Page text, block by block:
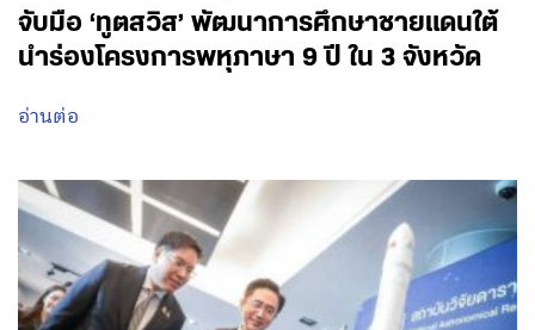
จับมือ ‘ทูตสวิส’ พัฒนาการศึกษาชายแดนใต้
นำร่องโครงการพหุภาษา 9 ปี ใน 3 จังหวัด
อ่านต่อ